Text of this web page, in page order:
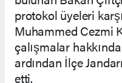
protokol üyeleri
Muhammed Cezmi
çalışmalar
ardından İlçe
etti.